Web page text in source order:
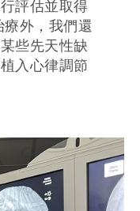
評估並取得
療外，我們還
些先天性缺
入心律調節